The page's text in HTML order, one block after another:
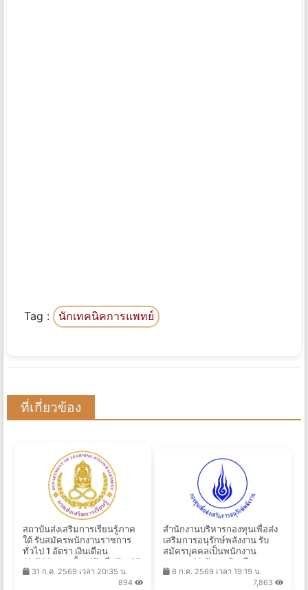
Tag : นักเทคนิคการแพทย์
ที่เกี่ยวข้อง
สถาบันส่งเสริมการเรียนรู้ภาค
ใต้ รับสมัครพนักงานราชการ
ทั่วไป 1 อัตรา เงินเดือน
16,700 บาท ตั้งแต่วันที่ 17 - 25
ส.ค. 2569
31 ก.ค. 2569 เวลา 20:35 น.
894
สํานักงานบริหารกองทุนเพื่อส่ง
เสริมการอนุรักษ์พลังงาน รับ
สมัครบุคคลเป็นพนักงาน
กองทุน 13 อัตรา เงินเดือน
21,780 - 24,840 บาท ตั้งแต่
วันที่ 14 ก.ค. - 10 ส.ค. 2569
8 ก.ค. 2569 เวลา 19:19 น.
7,863